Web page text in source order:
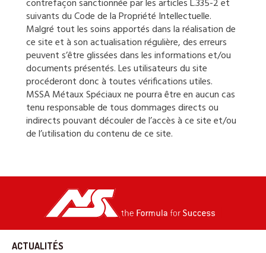
contrefaçon sanctionnée par les articles L.335-2 et
suivants du Code de la Propriété Intellectuelle.
Malgré tout les soins apportés dans la réalisation de
ce site et à son actualisation régulière, des erreurs
peuvent s’être glissées dans les informations et/ou
documents présentés. Les utilisateurs du site
procéderont donc à toutes vérifications utiles.
MSSA Métaux Spéciaux ne pourra être en aucun cas
tenu responsable de tous dommages directs ou
indirects pouvant découler de l’accès à ce site et/ou
de l’utilisation du contenu de ce site.
ACTUALITÉS